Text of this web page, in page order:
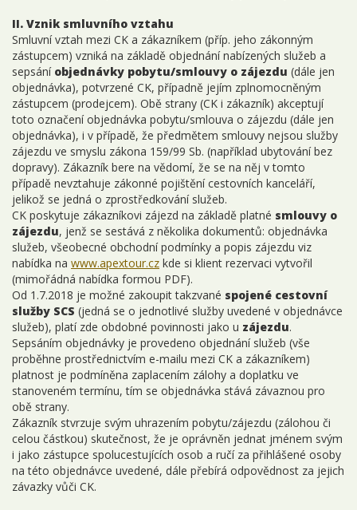
II. Vznik smluvního vztahu
Smluvní vztah mezi CK a zákazníkem (příp. jeho zákonným
zástupcem) vzniká na základě objednání nabízených služeb a
sepsání objednávky pobytu/smlouvy o zájezdu (dále jen
objednávka), potvrzené CK, případně jejím zplnomocněným
zástupcem (prodejcem). Obě strany (CK i zákazník) akceptují
toto označení objednávka pobytu/smlouva o zájezdu (dále jen
objednávka), i v případě, že předmětem smlouvy nejsou služby
zájezdu ve smyslu zákona 159/99 Sb. (například ubytování bez
dopravy). Zákazník bere na vědomí, že se na něj v tomto
případě nevztahuje zákonné pojištění cestovních kanceláří,
jelikož se jedná o zprostředkování služeb.
CK poskytuje zákazníkovi zájezd na základě platné smlouvy o
zájezdu, jenž se sestává z několika dokumentů: objednávka
služeb, všeobecné obchodní podmínky a popis zájezdu viz
nabídka na www.apextour.cz kde si klient rezervaci vytvořil
(mimořádná nabídka formou PDF).
Od 1.7.2018 je možné zakoupit takzvané spojené cestovní
služby SCS (jedná se o jednotlivé služby uvedené v objednávce
služeb), platí zde obdobné povinnosti jako u zájezdu.
Sepsáním objednávky je provedeno objednání služeb (vše
proběhne prostřednictvím e-mailu mezi CK a zákazníkem)
platnost je podmíněna zaplacením zálohy a doplatku ve
stanoveném termínu, tím se objednávka stává závaznou pro
obě strany.
Zákazník stvrzuje svým uhrazením pobytu/zájezdu (zálohou či
celou částkou) skutečnost, že je oprávněn jednat jménem svým
i jako zástupce spolucestujících osob a ručí za přihlášené osoby
na této objednávce uvedené, dále přebírá odpovědnost za jejich
závazky vůči CK.